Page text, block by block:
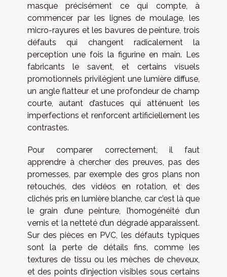
masque précisément ce qui compte, à
commencer par les lignes de moulage, les
micro-rayures et les bavures de peinture, trois
défauts qui changent radicalement la
perception une fois la figurine en main. Les
fabricants le savent, et certains visuels
promotionnels privilégient une lumière diffuse,
un angle flatteur et une profondeur de champ
courte, autant d’astuces qui atténuent les
imperfections et renforcent artificiellement les
contrastes.
Pour comparer correctement, il faut
apprendre à chercher des preuves, pas des
promesses, par exemple des gros plans non
retouchés, des vidéos en rotation, et des
clichés pris en lumière blanche, car c’est là que
le grain d’une peinture, l’homogénéité d’un
vernis et la netteté d’un dégradé apparaissent.
Sur des pièces en PVC, les défauts typiques
sont la perte de détails fins, comme les
textures de tissu ou les mèches de cheveux,
et des points d’injection visibles sous certains